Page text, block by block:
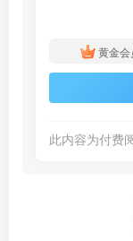
黄金会
此内容为付费